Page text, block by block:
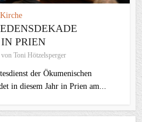
Kirche
IN PRIEN
von Toni Hötzelsperger
der Ökumenischen
in diesem Jahr in Prien am...